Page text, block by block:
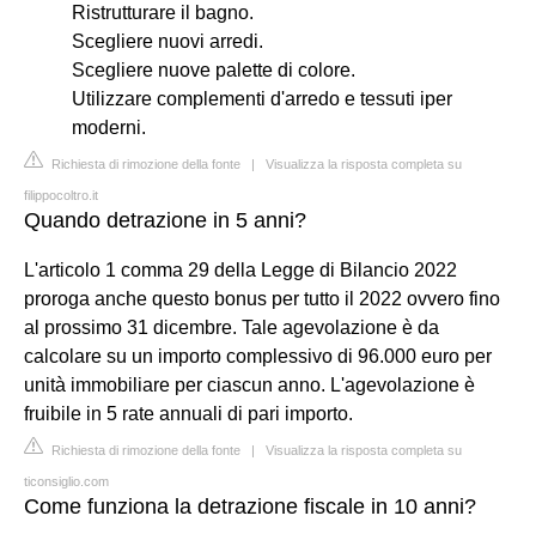
Ristrutturare il bagno.
Scegliere nuovi arredi.
Scegliere nuove palette di colore.
Utilizzare complementi d'arredo e tessuti iper
moderni.
Richiesta di rimozione della fonte | Visualizza la risposta completa su
filippocoltro.it
Quando detrazione in 5 anni?
L'articolo 1 comma 29 della Legge di Bilancio 2022
proroga anche questo bonus per tutto il 2022 ovvero fino
al prossimo 31 dicembre. Tale agevolazione è da
calcolare su un importo complessivo di 96.000 euro per
unità immobiliare per ciascun anno. L'agevolazione è
fruibile in 5 rate annuali di pari importo.
Richiesta di rimozione della fonte | Visualizza la risposta completa su
ticonsiglio.com
Come funziona la detrazione fiscale in 10 anni?